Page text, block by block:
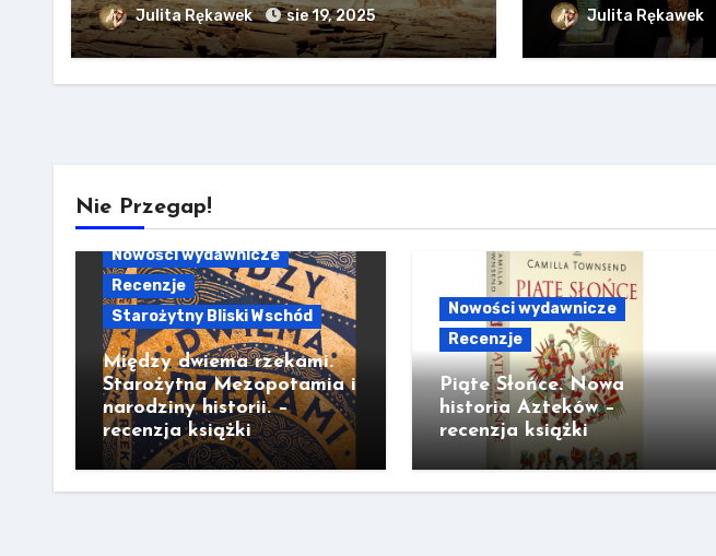
Julita Rękawek sie 19, 2025 Julita Rękawek
Nie Przegap!
Nowości wydawnicze
Recenzje
Starożytny Bliski Wschód
Między dwiema rzekami.
Starożytna Mezopotamia i
narodziny historii. –
recenzja książki
Nowości wydawnicze
Recenzje
Piąte Słońce. Nowa
historia Azteków –
recenzja książki